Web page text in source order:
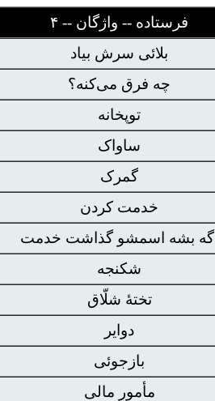
فرستاده -- واژگان -- ۴
بلائی سرش بیاد
چه فرق می‌کنه؟
توپخانه
ساواک
گمرک
خدمت کردن
اگه بشه اسمشو گذاشت خدمت
شکنجه
تختهٔ شلّاق
دوایر
بازجوئی
مأمور مالی